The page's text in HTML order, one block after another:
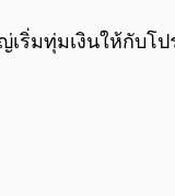
ริ่มทุ่มเงินให้กับโป